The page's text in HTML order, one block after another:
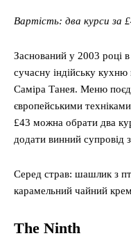
Вартість: два курси за
Заснований у 2003 році
сучасну індійську
Саміра Танея. Меню
європейськими
£43 можна обрати два
додати винний супровід
Серед страв: шашлик з
карамельний чайний
The Ninth